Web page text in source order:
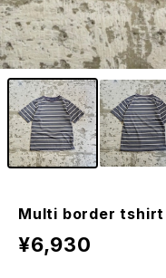
Multi border tshirt
¥6,930